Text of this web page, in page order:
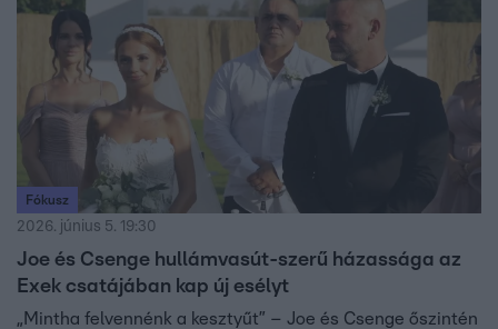
Fókusz
2026. június 5. 19:30
Joe és Csenge hullámvasút-szerű házassága az
Exek csatájában kap új esélyt
„Mintha felvennénk a kesztyűt” – Joe és Csenge őszintén